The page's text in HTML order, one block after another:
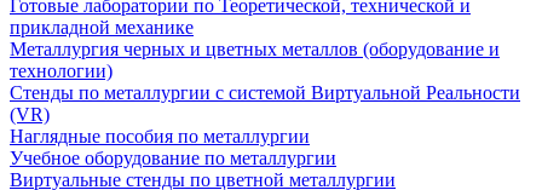
Готовые лаборатории по Теоретической, технической и
прикладной механике
Металлургия черных и цветных металлов (оборудование и
технологии)
Cтенды по металлургии с системой Виртуальной Реальности
(VR)
Наглядные пособия по металлургии
Учебное оборудование по металлургии
Виртуальные стенды по цветной металлургии